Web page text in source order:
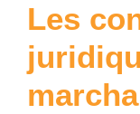
Les